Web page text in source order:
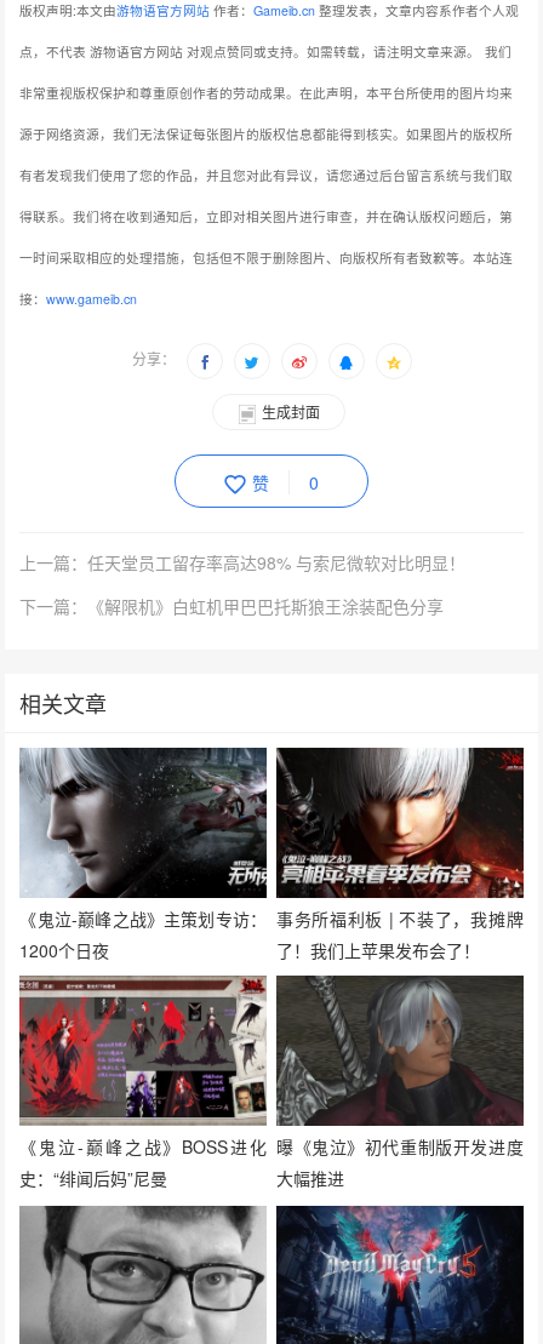
版权声明:本文由游物语官方网站 作者：Gameib.cn 整理发表，文章内容系作者个人观
点，不代表 游物语官方网站 对观点赞同或支持。如需转载，请注明文章来源。 我们
非常重视版权保护和尊重原创作者的劳动成果。在此声明，本平台所使用的图片均来
源于网络资源，我们无法保证每张图片的版权信息都能得到核实。如果图片的版权所
有者发现我们使用了您的作品，并且您对此有异议，请您通过后台留言系统与我们取
得联系。我们将在收到通知后，立即对相关图片进行审查，并在确认版权问题后，第
一时间采取相应的处理措施，包括但不限于删除图片、向版权所有者致歉等。本站连
接：www.gameib.cn
分享：
生成封面
赞 0
上一篇：任天堂员工留存率高达98% 与索尼微软对比明显！
下一篇：《解限机》白虹机甲巴巴托斯狼王涂装配色分享
相关文章
《鬼泣-巅峰之战》主策划专访：
1200个日夜
事务所福利板 | 不装了，我摊牌
了！我们上苹果发布会了！
《鬼泣-巅峰之战》BOSS进化
史：“绯闻后妈”尼曼
曝《鬼泣》初代重制版开发进度
大幅推进